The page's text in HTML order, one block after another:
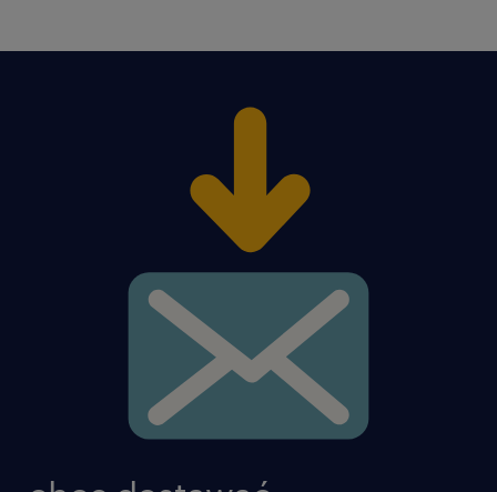
кнопку «Откликнуться»
Агентство занятости - номер записи 47
Данное предложение работы предназначено для
лиц старше 18 лет
предложение / oferujemy